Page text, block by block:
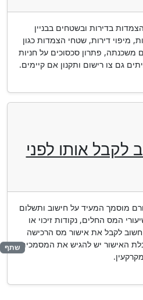
בדירות ובשטחים בבניין
דירות, שטחי הצמדות כגון
משכנתה, פתרון סכסוכים על חניות
גם צו רישום ותקנון אם קיימים.
לקבל אותו לפני
מוסמך המעיד על חישוב ותשלום
המס החלים, נקודות זיכוי או
לקבל את אישור מס הרכישה
האישור יש להגיש את המסמכיםשתף